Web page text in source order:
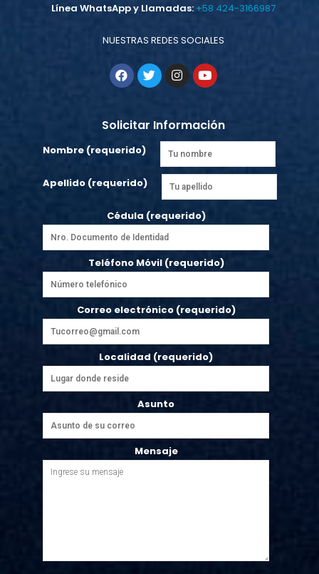
Línea WhatsApp y Llamadas:+58 424-3166987
NUESTRAS REDES SOCIALES
Solicitar Información
Nombre (requerido)
Apellido (requerido)
Cédula (requerido)
Teléfono Móvil (requerido)
Correo electrónico (requerido)
Localidad (requerido)
Asunto
Mensaje